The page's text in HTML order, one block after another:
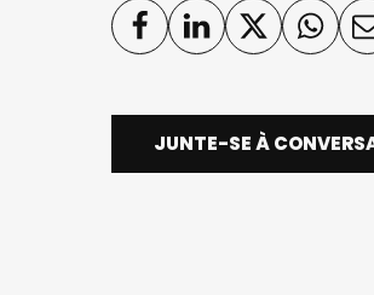
JUNTE-SE À